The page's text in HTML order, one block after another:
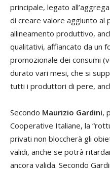
principale, legato
di creare valore aggiunto
allineamento produttivo,
qualitativi, affiancato da un
promozionale dei consumi
durato vari mesi, che si
tutti i produttori di pere,
Secondo Maurizio Gardini,
Cooperative Italiane, la
privati non bloccherà gli
validi, anche se potrà
ancora valida. Secondo